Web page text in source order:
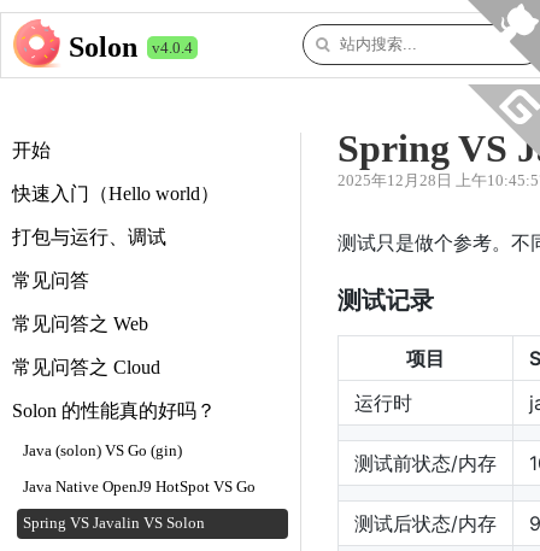
Solon v4.0.4
开始
快速入门（Hello world）
打包与运行、调试
常见问答
常见问答之 Web
常见问答之 Cloud
Solon 的性能真的好吗？
Java (solon) VS Go (gin)
Java Native OpenJ9 HotSpot VS Go
Spring VS Javalin VS Solon
Spring VS
2025年12月28日 上午
测试只是做个参考。不
测试记录
项目
运行时
测试前状态/内存
测试后状态/内存